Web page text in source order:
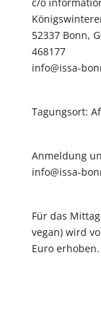
52337 Bonn,
468177
info@issa-
Tagungsort:
Anmeldung
info@issa-
Für das
vegan) wird
Euro erhoben.